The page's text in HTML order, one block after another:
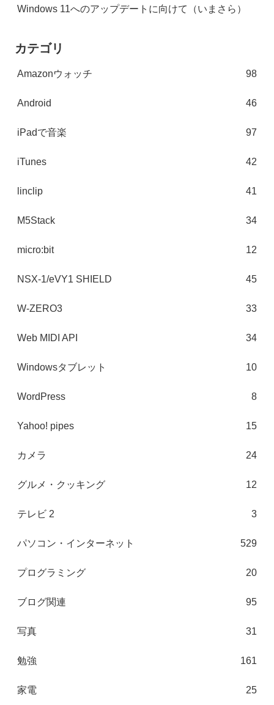
Windows 11へのアップデートに向けて（いまさら）
カテゴリ
Amazonウォッチ 98
Android 46
iPadで音楽 97
iTunes 42
linclip 41
M5Stack 34
micro:bit 12
NSX-1/eVY1 SHIELD 45
W-ZERO3 33
Web MIDI API 34
Windowsタブレット 10
WordPress 8
Yahoo! pipes 15
カメラ 24
グルメ・クッキング 12
テレビ 2 3
パソコン・インターネット 529
プログラミング 20
ブログ関連 95
写真 31
勉強 161
家電 25